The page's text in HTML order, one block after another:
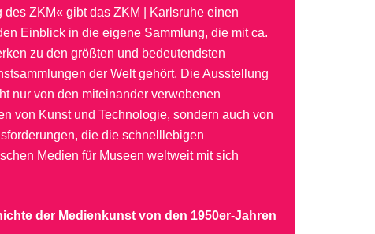
des ZKM« gibt das ZKM | Karlsruhe einen
Einblick in die eigene Sammlung, die mit ca.
zu den größten und bedeutendsten
der Welt gehört. Die Ausstellung
nur von den miteinander verwobenen
von Kunst und Technologie, sondern auch von
die die schnelllebigen
Medien für Museen weltweit mit sich
der Medienkunst von den 1950er-Jahren